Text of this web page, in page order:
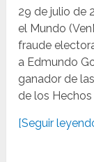
29 de julio de
el Mundo
fraude
a Edmundo
ganador de
de los Hechos
[Seguir